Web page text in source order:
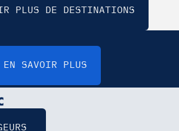
bénéficier du programme